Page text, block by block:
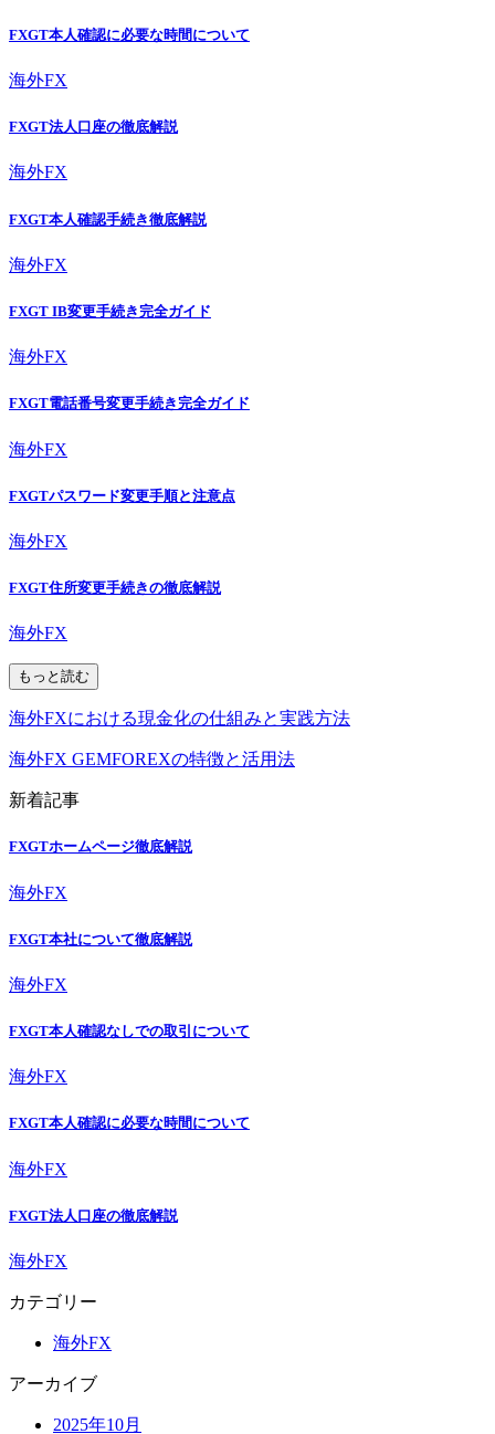
FXGT本人確認に必要な時間について
海外FX
FXGT法人口座の徹底解説
海外FX
FXGT本人確認手続き徹底解説
海外FX
FXGT IB変更手続き完全ガイド
海外FX
FXGT電話番号変更手続き完全ガイド
海外FX
FXGTパスワード変更手順と注意点
海外FX
FXGT住所変更手続きの徹底解説
海外FX
もっと読む
海外FXにおける現金化の仕組みと実践方法
海外FX GEMFOREXの特徴と活用法
新着記事
FXGTホームページ徹底解説
海外FX
FXGT本社について徹底解説
海外FX
FXGT本人確認なしでの取引について
海外FX
FXGT本人確認に必要な時間について
海外FX
FXGT法人口座の徹底解説
海外FX
カテゴリー
海外FX
アーカイブ
2025年10月